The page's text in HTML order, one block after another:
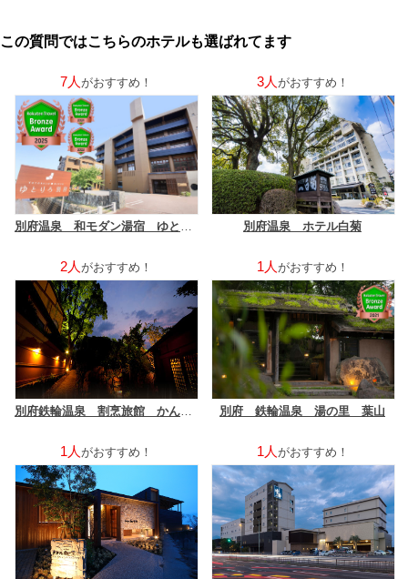
この質問ではこちらのホテルも選ばれてます
7人 がおすすめ！
別府温泉 和モダン湯宿 ゆとりろ別府
3人 がおすすめ！
別府温泉 ホテル白菊
2人 がおすすめ！
別府鉄輪温泉 割烹旅館 かんな和別邸
1人 がおすすめ！
別府 鉄輪温泉 湯の里 葉山
1人 がおすすめ！ 1人 がおすすめ！